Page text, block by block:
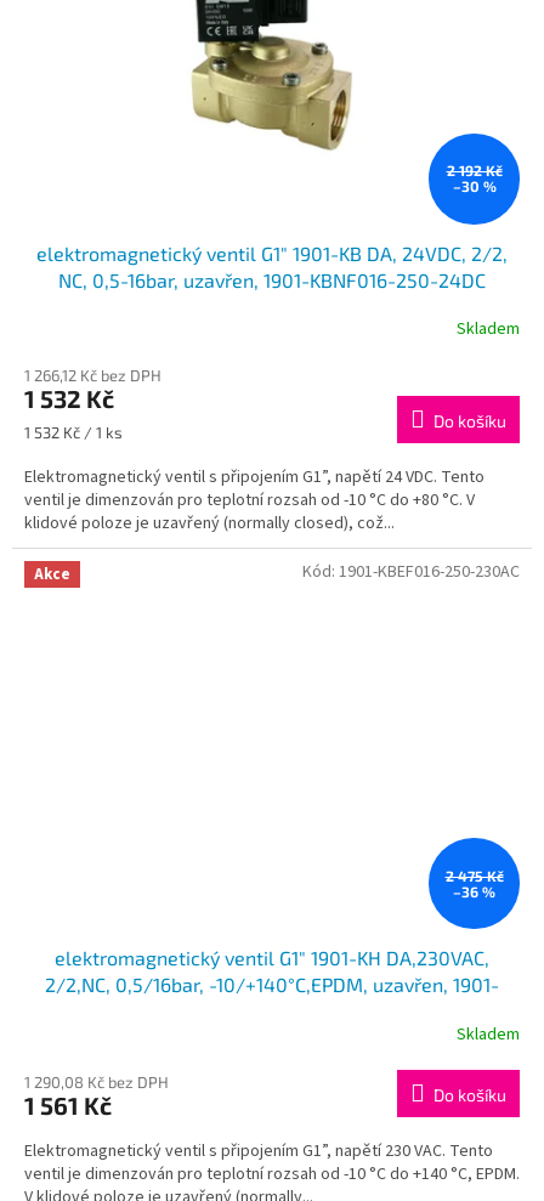
2 192 Kč
–30 %
elektromagnetický ventil G1" 1901-KB DA, 24VDC, 2/2,
NC, 0,5-16bar, uzavřen, 1901-KBNF016-250-24DC
Skladem
1 266,12 Kč bez DPH
1 532 Kč
Měrná
1 532 Kč / 1 ks
Do košíku
Elektromagnetický ventil s připojením G1”, napětí 24 VDC. Tento
ventil je dimenzován pro teplotní rozsah od -10 °C do +80 °C. V
klidové poloze je uzavřený (normally closed), což...
Akce
2 475 Kč
–36 %
elektromagnetický ventil G1" 1901-KH DA,230VAC,
2/2,NC, 0,5/16bar, -10/+140°C,EPDM, uzavřen, 1901-
Skladem
1 290,08 Kč bez DPH
1 561 Kč Do košíku
Elektromagnetický ventil s připojením G1”, napětí 230 VAC. Tento
ventil je dimenzován pro teplotní rozsah od -10 °C do +140 °C, EPDM.
Kód: 1901-KBEF016-250-230AC